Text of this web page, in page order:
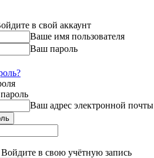
в свой аккаунт
Ваше имя пользователя
Ваш пароль
Ваш адрес электронной почты
в свою учётную запись